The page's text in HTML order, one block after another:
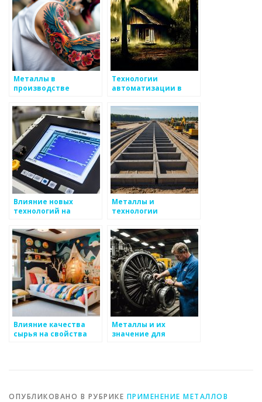
Металлы в
производстве
Технологии
автоматизации в
Влияние новых
технологий на
металлоизделий
Металлы и
технологии
Влияние качества
сырья на свойства
Металлы и их
значение для
ОПУБЛИКОВАНО В РУБРИКЕ ПРИМЕНЕНИЕ МЕТАЛЛОВ